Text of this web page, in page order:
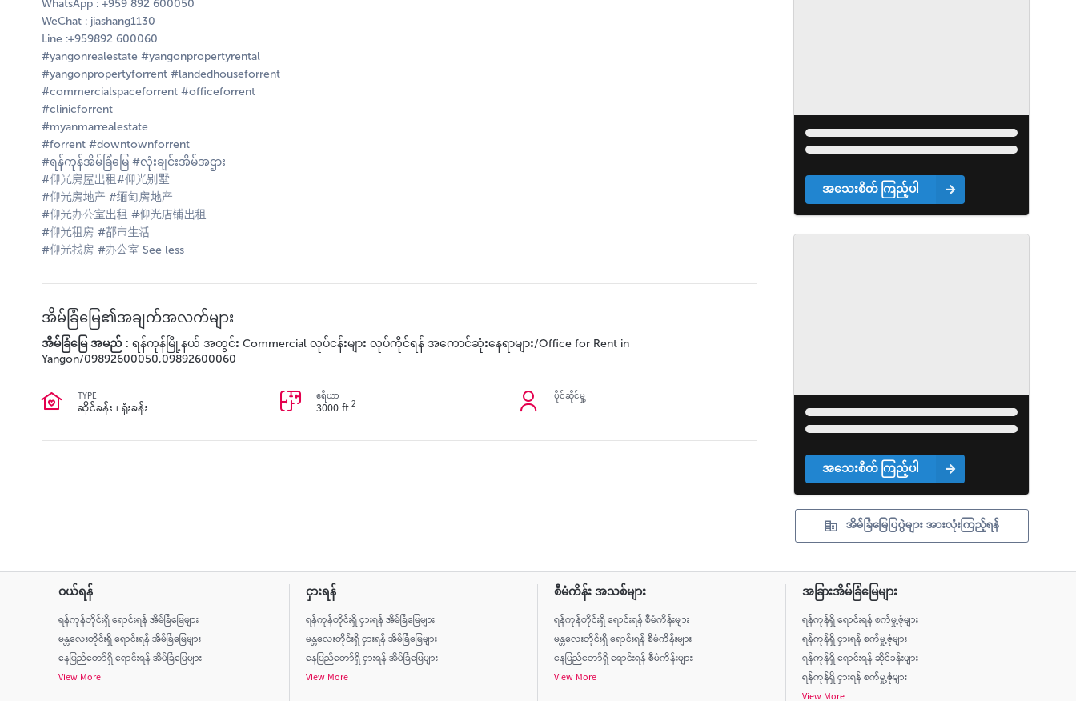
WhatsApp : +959 892 600050
WeChat : jiashang1130
Line :+959892 600060
#yangonrealestate #yangonpropertyrental
#yangonpropertyforrent #landedhouseforrent
#commercialspaceforrent #officeforrent
#clinicforrent
#myanmarrealestate
#forrent #downtownforrent
#ရန်ကုန်အိမ်ခြံမြေ #လုံးချင်းအိမ်အဌား
#仰光房屋出租#仰光别墅
#仰光房地产 #缅甸房地产
#仰光办公室出租 #仰光店铺出租
#仰光租房 #都市生活
#仰光找房 #办公室 See less
အိမ်ခြံမြေ၏အချက်အလက်များ
အိမ်ခြံမြေ အမည် : ရန်ကုန်မြို့နယ် အတွင်း Commercial လုပ်ငန်းများ လုပ်ကိုင်ရန် အကောင်ဆုံးနေရာများ/Office for Rent in
Yangon/09892600050,09892600060
TYPE
ဆိုင်ခန်း ၊ ရုံးခန်း
ဧရိယာ
3000 ft2
ပိုင်ဆိုင်မှု့
အသေးစိတ် ကြည့်ပါ
အသေးစိတ် ကြည့်ပါ
အိမ်ခြံမြေပြပွဲများ အားလုံးကြည့်ရန်
ဝယ်ရန်
ရန်ကုန်တိုင်းရှိ ရောင်းရန် အိမ်ခြံမြေများ
မန္တလေးတိုင်းရှိ ရောင်းရန် အိမ်ခြံမြေများ
နေပြည်တော်ရှိ ရောင်းရန် အိမ်ခြံမြေများ
View More
ငှားရန်
ရန်ကုန်တိုင်းရှိ ငှားရန် အိမ်ခြံမြေများ
မန္တလေးတိုင်းရှိ ငှားရန် အိမ်ခြံမြေများ
နေပြည်တော်ရှိ ငှားရန် အိမ်ခြံမြေများ
View More
စီမံကိန်း အသစ်များ
ရန်ကုန်တိုင်းရှိ ရောင်းရန် စီမံကိန်းများ
မန္တလေးတိုင်းရှိ ရောင်းရန် စီမံကိန်းများ
နေပြည်တော်ရှိ ရောင်းရန် စီမံကိန်းများ
View More
အခြားအိမ်ခြံမြေများ
ရန်ကုန်ရှိ ရောင်းရန် စက်မှု့ဇုံများ
ရန်ကုန်ရှိ ငှားရန် စက်မှု့ဇုံများ
ရန်ကုန်ရှိ ရောင်းရန် ဆိုင်ခန်းများ
ရန်ကုန်ရှိ ငှားရန် စက်မှု့ဇုံများ
View More